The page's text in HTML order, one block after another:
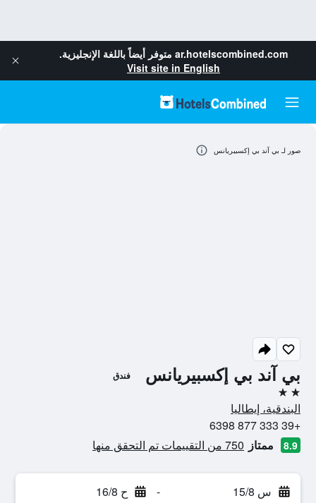
ar.hotelscombined.com متوفر أيضاً باللغة الإنجليزية.
Visit site in English
بي آند بي إكسبيريانس فندق
2 نجمتين
البندقية، إيطاليا
+39 333 877 6398
8.9 ممتاز 750 من التقييمات تم التحقق منها
س 15/8 - ح 16/8
صور لـ بي آند بي إكسبيريانس